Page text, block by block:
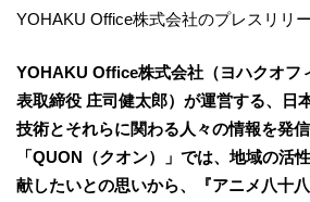
YOHAKU Office株式会社のプレスリリ
YOHAKU Office株式会社（ヨハクオフ
表取締役 庄司健太郎）が運営する、日
技術とそれらに関わる人々の情報を発
「QUON（クオン）」では、地域の活
献したいとの思いから、『アニメ八十